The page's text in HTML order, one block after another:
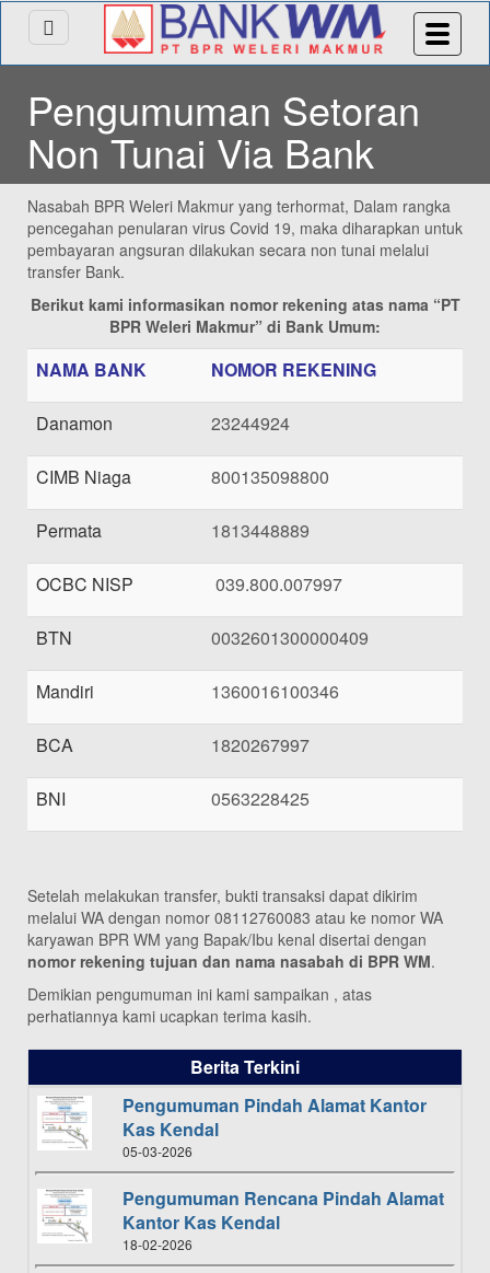
Pengumuman Setoran
Non Tunai Via Bank
Nasabah BPR Weleri Makmur yang terhormat, Dalam rangka
pencegahan penularan virus Covid 19, maka diharapkan untuk
pembayaran angsuran dilakukan secara non tunai melalui
transfer Bank.
Berikut kami informasikan nomor rekening atas nama “PT
BPR Weleri Makmur” di Bank Umum:
NAMA BANK NOMOR REKENING
Danamon 23244924
CIMB Niaga 800135098800
Permata 1813448889
OCBC NISP 039.800.007997
BTN 0032601300000409
Mandiri 1360016100346
BCA 1820267997
BNI 0563228425
Setelah melakukan transfer, bukti transaksi dapat dikirim
melalui WA dengan nomor 08112760083 atau ke nomor WA
karyawan BPR WM yang Bapak/Ibu kenal disertai dengan
nomor rekening tujuan dan nama nasabah di BPR WM.
Demikian pengumuman ini kami sampaikan , atas
perhatiannya kami ucapkan terima kasih.
Berita Terkini
Pengumuman Pindah Alamat Kantor
Kas Kendal
05-03-2026
Pengumuman Rencana Pindah Alamat
Kantor Kas Kendal
18-02-2026